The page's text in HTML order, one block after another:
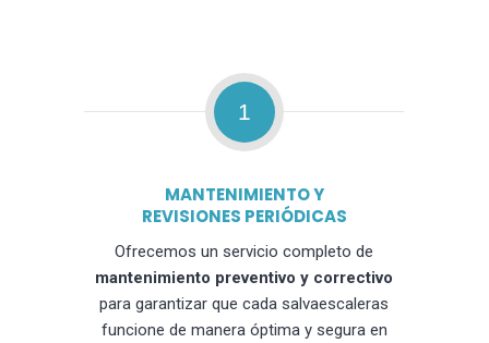
1
MANTENIMIENTO Y
REVISIONES PERIÓDICAS
Ofrecemos un servicio completo de
mantenimiento preventivo y correctivo
para garantizar que cada salvaescaleras
funcione de manera óptima y segura en